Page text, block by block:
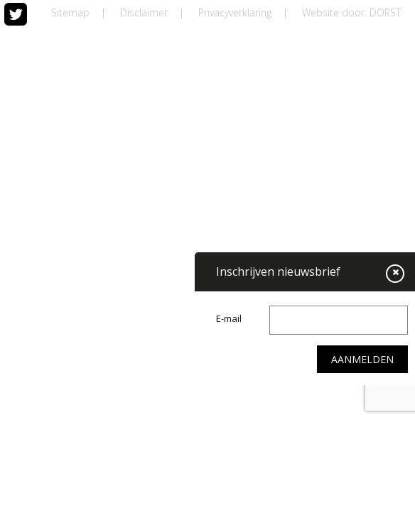
Inschrijven nieuwsbrief
E-mail
Sitemap | Disclaimer | Privacyverklaring | Website door: DORST